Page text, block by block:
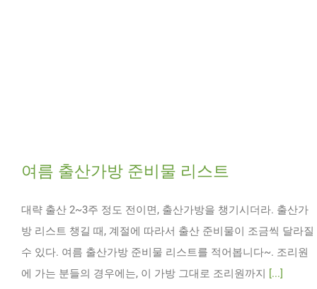
여름 출산가방 준비물 리스트
대략 출산 2~3주 정도 전이면, 출산가방을 챙기시더라. 출산가
방 리스트 챙길 때, 계절에 따라서 출산 준비물이 조금씩 달라질
수 있다. 여름 출산가방 준비물 리스트를 적어봅니다~. 조리원
에 가는 분들의 경우에는, 이 가방 그대로 조리원까지 [...]